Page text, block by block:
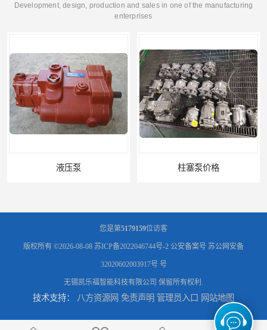
Development, design, production and sales in one of the manufacturing
enterprises
柱塞泵价格
液压泵报价 液压泵价格
您是第5179159位访客
版权所有 ©2026-08-08 苏ICP备2022046744号-2 公安备案号 苏公网安备
32020602003917号 号
无锡凯乐福智能科技有限公司 保留所有权利.
技术支持： 八方资源网 免责声明 管理员入口 网站地图